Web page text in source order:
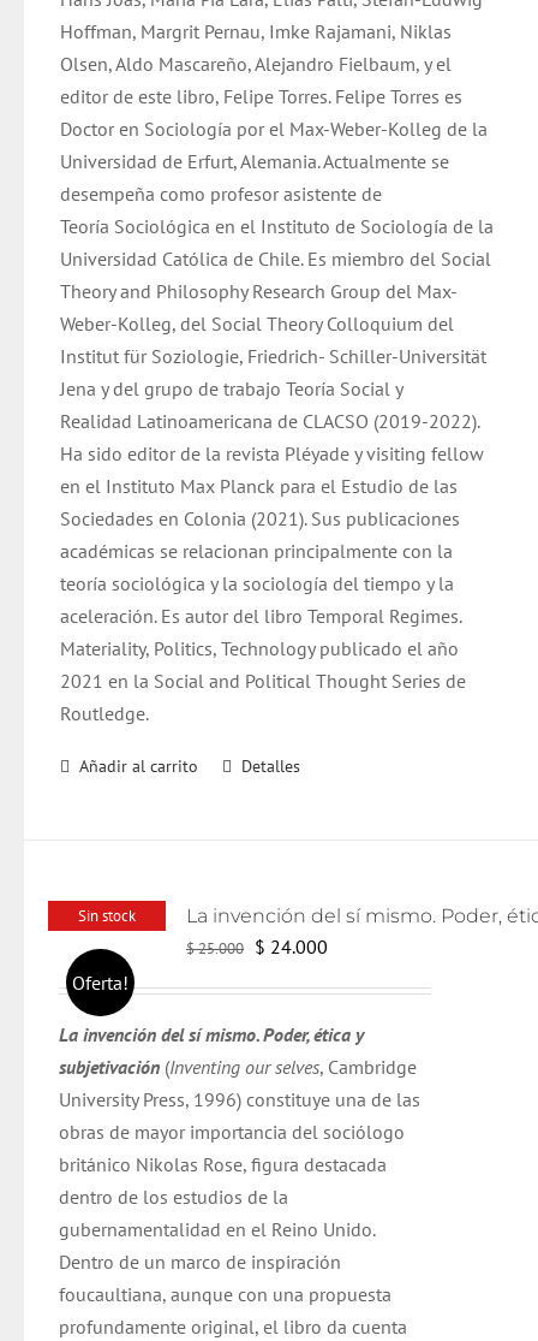
Hoffman, Margrit Pernau, Imke Rajamani, Niklas
Olsen, Aldo Mascareño, Alejandro Fielbaum, y el
editor de este libro, Felipe Torres. Felipe Torres es
Doctor en Sociología por el Max-Weber-Kolleg de la
Universidad de Erfurt, Alemania. Actualmente se
desempeña como profesor asistente de
Teoría Sociológica en el Instituto de Sociología de la
Universidad Católica de Chile. Es miembro del Social
Theory and Philosophy Research Group del Max-
Weber-Kolleg, del Social Theory Colloquium del
Institut für Soziologie, Friedrich- Schiller-Universität
Jena y del grupo de trabajo Teoría Social y
Realidad Latinoamericana de CLACSO (2019-2022).
Ha sido editor de la revista Pléyade y visiting fellow
en el Instituto Max Planck para el Estudio de las
Sociedades en Colonia (2021). Sus publicaciones
académicas se relacionan principalmente con la
teoría sociológica y la sociología del tiempo y la
aceleración. Es autor del libro Temporal Regimes.
Materiality, Politics, Technology publicado el año
2021 en la Social and Political Thought Series de
Routledge.
Añadir al carrito Detalles
Sin stock
Oferta!
$25.000 El
era:
$ 25.000.
$ 24.000
es:
$ 24.000.
La invención del sí mismo. Poder, ética y
subjetivación(Inventing our selves, Cambridge
University Press, 1996) constituye una de las
obras de mayor importancia del sociólogo
británico Nikolas Rose, figura destacada
dentro de los estudios de la
gubernamentalidad en el Reino Unido.
Dentro de un marco de inspiración
foucaultiana, aunque con una propuesta
profundamente original, el libro da cuenta